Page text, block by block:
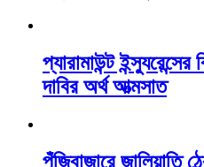
প্যারামাউন্ট
দাবির অর্থ আত্মসাত
পুঁজিবাজারে জালিয়াতি